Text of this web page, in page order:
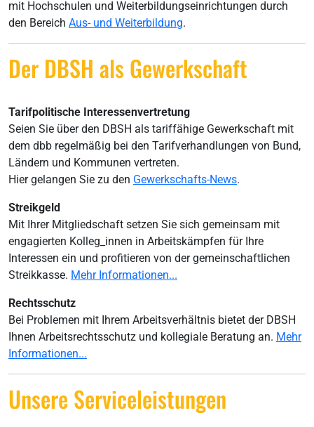
mit Hochschulen und Weiterbildungseinrichtungen durch
den Bereich Aus- und Weiterbildung.
Der DBSH als Gewerkschaft
Tarifpolitische Interessenvertretung
Seien Sie über den DBSH als tariffähige Gewerkschaft mit
dem dbb regelmäßig bei den Tarifverhandlungen von Bund,
Ländern und Kommunen vertreten.
Hier gelangen Sie zu den Gewerkschafts-News.
Streikgeld
Mit Ihrer Mitgliedschaft setzen Sie sich gemeinsam mit
engagierten Kolleg_innen in Arbeitskämpfen für Ihre
Interessen ein und profitieren von der gemeinschaftlichen
Streikkasse. Mehr Informationen...
Rechtsschutz
Bei Problemen mit Ihrem Arbeitsverhältnis bietet der DBSH
Ihnen Arbeitsrechtsschutz und kollegiale Beratung an. Mehr
Informationen...
Unsere Serviceleistungen